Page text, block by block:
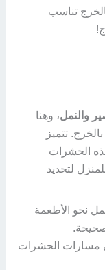
تناسب
والنمل، وهنا
تتميز
الحشرات
لتحديد
نحو الأطعمة
مسارات الحشرات